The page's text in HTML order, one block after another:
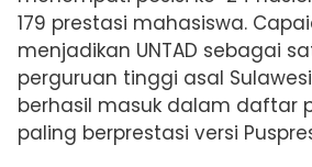
179 prestasi mahasiswa.
menjadikan UNTAD sebagai
perguruan tinggi asal
berhasil masuk dalam daftar
paling berprestasi versi